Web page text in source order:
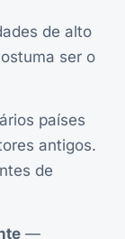
de alto
ser o
países
antigos.
de
—